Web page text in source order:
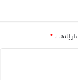
إليها بـ*